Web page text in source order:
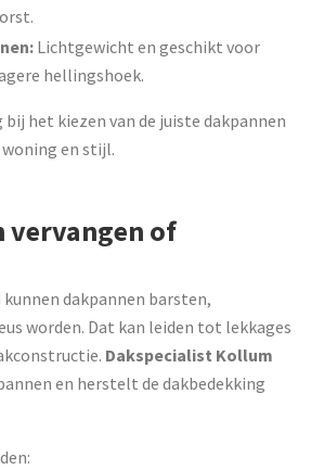
Lichtgewicht en geschikt voor
hellingshoek.
bij het kiezen van de juiste dakpannen
woning en stijl.
vervangen of
dakpannen barsten,
worden. Dat kan leiden tot lekkages
Dakspecialist Kollum
en herstelt de dakbedekking